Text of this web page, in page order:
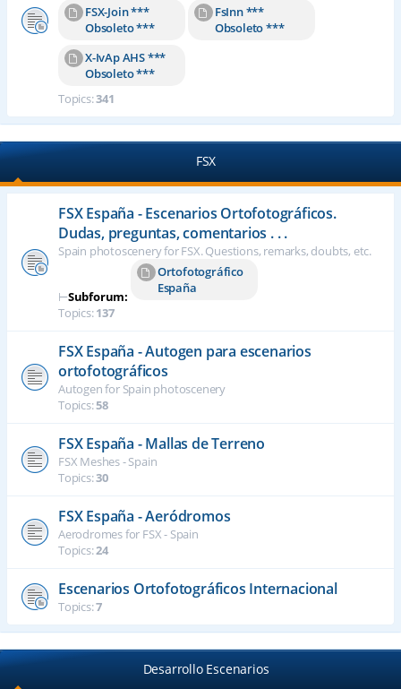
FSX-Join ***
Obsoleto ***
FsInn ***
Obsoleto ***
X-IvAp AHS ***
Obsoleto ***
Topics:341
FSX
FSX España - Escenarios Ortofotográficos.
Dudas, preguntas, comentarios . . .
Spain photoscenery for FSX. Questions, remarks, doubts, etc.
⊢Subforum:
Ortofotográfico
España
Topics:137
FSX España - Autogen para escenarios
ortofotográficos
Autogen for Spain photoscenery
Topics:58
FSX España - Mallas de Terreno
FSX Meshes - Spain
Topics:30
FSX España - Aeródromos
Aerodromes for FSX - Spain
Topics:24
Escenarios Ortofotográficos Internacional
Topics:7
Desarrollo Escenarios